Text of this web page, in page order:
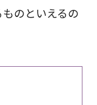
のといえるの